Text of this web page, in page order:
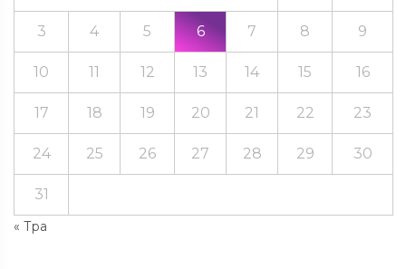
« Тра
3 4 5 6 7 8 9
10 11 12 13 14 15 16
17 18 19 20 21 22 23
24 25 26 27 28 29 30
31